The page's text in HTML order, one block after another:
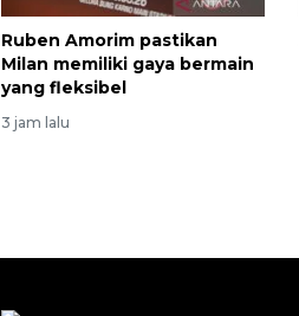
Ruben Amorim pastikan
Milan memiliki gaya bermain
yang fleksibel
3 jam lalu